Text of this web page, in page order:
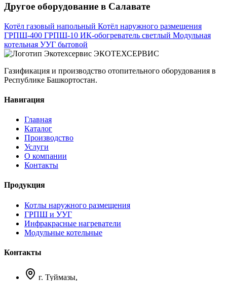
Другое оборудование в Салавате
Котёл газовый напольный Котёл наружного размещения
ГРПШ-400 ГРПШ-10 ИК-обогреватель светлый Модульная
котельная УУГ бытовой
ЭКОТЕХСЕРВИС
Газификация и производство отопительного оборудования в
Республике Башкортостан.
Навигация
Главная
Каталог
Производство
Услуги
О компании
Контакты
Продукция
Котлы наружного размещения
ГРПШ и УУГ
Инфракрасные нагреватели
Модульные котельные
Контакты
г. Туймазы,